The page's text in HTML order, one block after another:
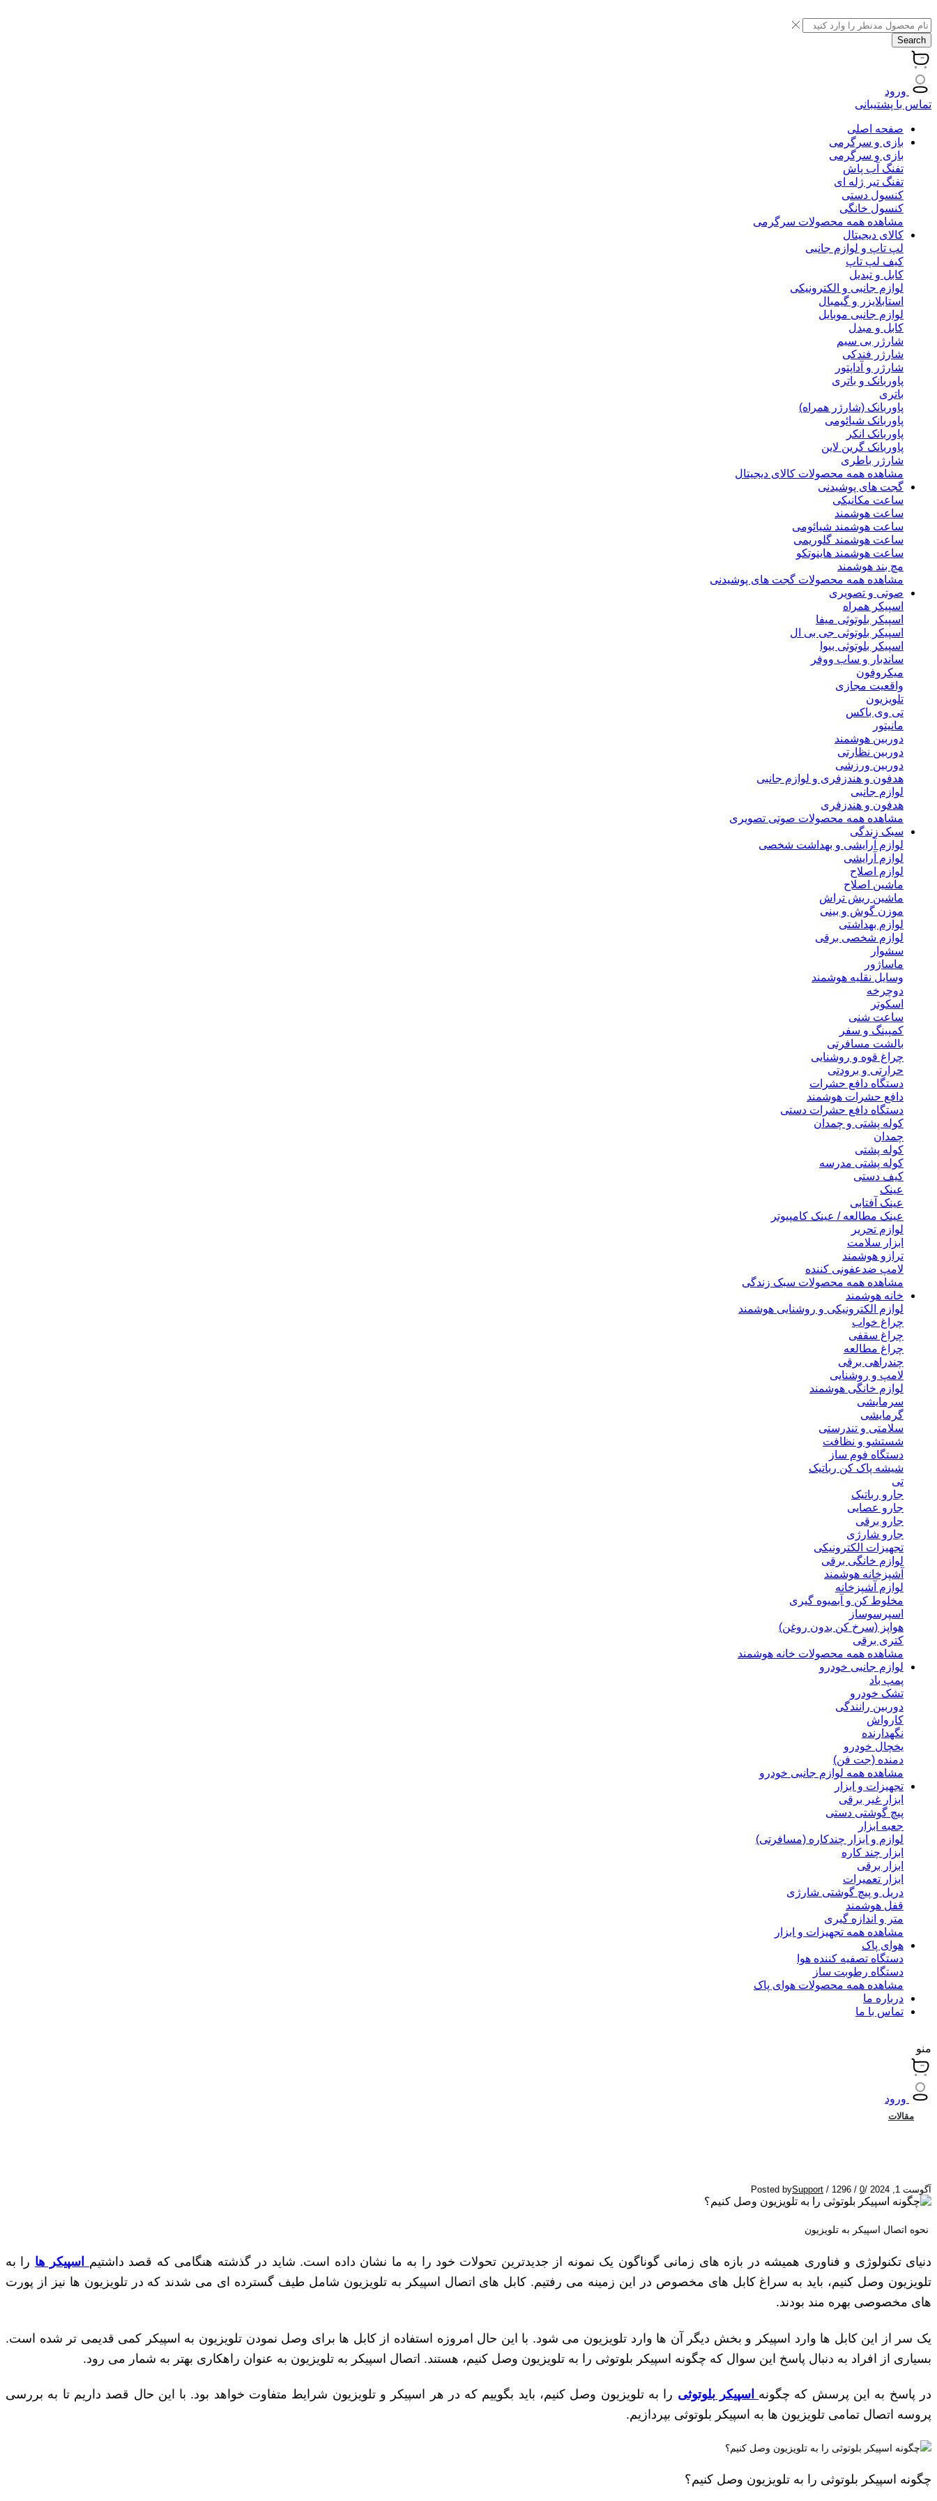
Search
ورود
تماس با پشتیبانی
صفحه اصلی
بازی و سرگرمی
بازی و سرگرمی
تفنگ آب پاش
تفنگ تیر ژله ای
کنسول دستی
کنسول خانگی
مشاهده همه محصولات سرگرمی
کالای دیجیتال
لپ تاپ و لوازم جانبی
کیف لپ تاپ
کابل و تبدیل
لوازم جانبی و الکترونیکی
استابلایزر و گیمبال
لوازم جانبی موبایل
کابل و مبدل
شارژر بی سیم
شارژر فندکی
شارژر و آداپتور
پاوربانک و باتری
باتری
پاوربانک (شارژر همراه)
پاوربانک شیائومی
پاوربانک انکر
پاوربانک گرین لاین
شارژر باطری
مشاهده همه محصولات کالای دیجیتال
گجت های پوشیدنی
ساعت مکانیکی
ساعت هوشمند
ساعت هوشمند شیائومی
ساعت هوشمند گلوریمی
ساعت هوشمند هاینوتکو
مچ بند هوشمند
مشاهده همه محصولات گجت های پوشیدنی
صوتی و تصویری
اسپیکر همراه
اسپیکر بلوتوثی میفا
اسپیکر بلوتوثی جی بی ال
اسپیکر بلوتوثی بیوا
ساندبار و ساب ووفر
میکروفون
واقعیت مجازی
تلویزیون
تی وی باکس
مانیتور
دوربین هوشمند
دوربین نظارتی
دوربین ورزشی
هدفون و هندزفری و لوازم جانبی
لوازم جانبی
هدفون و هندزفری
مشاهده همه محصولات صوتی تصویری
سبک زندگی
لوازم آرایشی و بهداشت شخصی
لوازم آرایشی
لوازم اصلاح
ماشین اصلاح
ماشین ریش تراش
موزن گوش و بینی
لوازم بهداشتی
لوازم شخصی برقی
سشوار
ماساژور
وسایل نقلیه هوشمند
دوچرخه
اسکوتر
ساعت شنی
کمپینگ و سفر
بالشت مسافرتی
چراغ قوه و روشنایی
حرارتی و برودتی
دستگاه دافع حشرات
دافع حشرات هوشمند
دستگاه دافع حشرات دستی
کوله پشتی و چمدان
چمدان
کوله پشتی
کوله پشتی مدرسه
کیف دستی
عینک
عینک آفتابی
عینک مطالعه / عینک کامپیوتر
لوازم تحریر
ابزار سلامت
ترازو هوشمند
لامپ ضدعفونی کننده
مشاهده همه محصولات سبک زندگی
خانه هوشمند
لوازم الکترونیکی و روشنایی هوشمند
چراغ خواب
چراغ سقفی
چراغ مطالعه
چندراهی برقی
لامپ و روشنایی
لوازم خانگی هوشمند
سرمایشی
گرمایشی
سلامتی و تندرستی
شستشو و نظافت
دستگاه فوم ساز
شیشه پاک کن رباتیک
تی
جارو رباتیک
جارو عصایی
جارو برقی
جارو شارژی
تجهیزات الکترونیکی
لوازم خانگی برقی
آشپزخانه هوشمند
لوازم آشپزخانه
مخلوط کن و آبمیوه گیری
اسپرسوساز
هواپز (سرخ کن بدون روغن)
کتری برقی
مشاهده همه محصولات خانه هوشمند
لوازم جانبی خودرو
پمپ باد
تشک خودرو
دوربین رانندگی
کارواش
نگهدارنده
یخچال خودرو
دمنده (جت فن)
مشاهده همه لوازم جانبی خودرو
تجهیزات و ابزار
ابزار غیر برقی
پیچ گوشتی دستی
جعبه ابزار
لوازم و ابزار چندکاره (مسافرتی)
ابزار چند کاره
ابزار برقی
ابزار تعمیرات
دریل و پیچ گوشتی شارژی
قفل هوشمند
متر و اندازه گیری
مشاهده همه تجهیزات و ابزار
هوای پاک
دستگاه تصفیه کننده هوا
دستگاه رطوبت ساز
مشاهده همه محصولات هوای پاک
درباره ما
تماس با ما
منو
ورود
مقالات
آگوست 1, 2024 /
Posted bySupport / 1296 / 0
نحوه اتصال اسپیکر به تلویزیون
دنیای تکنولوژی و فناوری همیشه در بازه های زمانی گوناگون یک نمونه از جدیدترین تحولات خود را به ما نشان داده است. شاید در گذشته هنگامی که قصد داشتیم اسپیکر ها را به
تلویزیون وصل کنیم، باید به سراغ کابل های مخصوص در این زمینه می رفتیم. کابل های اتصال اسپیکر به تلویزیون شامل طیف گسترده ای می شدند که در تلویزیون ها نیز از پورت
های مخصوصی بهره مند بودند.
یک سر از این کابل ها وارد اسپیکر و بخش دیگر آن ها وارد تلویزیون می شود. با این حال امروزه استفاده از کابل ها برای وصل نمودن تلویزیون به اسپیکر کمی قدیمی تر شده است.
بسیاری از افراد به دنبال پاسخ این سوال که چگونه اسپیکر بلوتوثی را به تلویزیون وصل کنیم، هستند. اتصال اسپیکر به تلویزیون به عنوان راهکاری بهتر به شمار می رود.
در پاسخ به این پرسش که چگونه اسپیکر بلوتوثی را به تلویزیون وصل کنیم، باید بگوییم که در هر اسپیکر و تلویزیون شرایط متفاوت خواهد بود. با این حال قصد داریم تا به بررسی
پروسه اتصال تمامی تلویزیون ها به اسپیکر بلوتوثی بپردازیم.
چگونه اسپیکر بلوتوثی را به تلویزیون وصل کنیم؟